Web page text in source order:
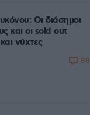
Οι διάσημοι
και οι sold out
νύχτες
88